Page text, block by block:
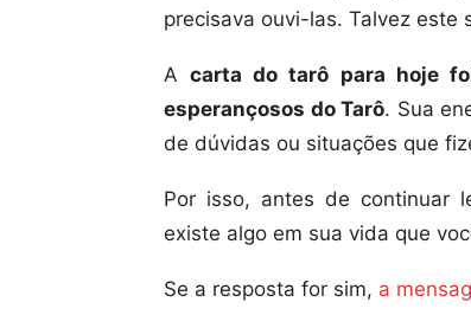
precisava ouvi-las. Talvez este
Acarta do tarô para hoje
esperançosos do Tarô. Sua
de dúvidas ou situações que
Por isso, antes de continuar
existe algo em sua vida que
Se a resposta for sim, a